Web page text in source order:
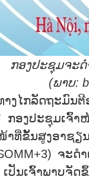
ກອງປະຊຸມຈະ
(ພາບ:
ກລັດຖະມົນຕີອ
ອງປະຊຸມເຈົ້າ
າທີ່ຂັ້ນສູງອາຊ
ຈະ
ປັນເຈົ້າພາບຈັດ